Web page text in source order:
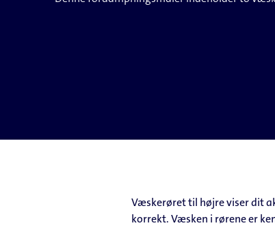
Væskerøret til højre viser dit
korrekt. Væsken i rørene er